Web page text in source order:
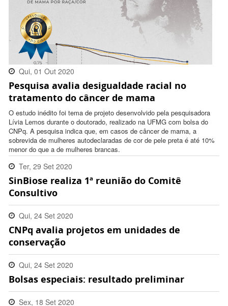
Qui, 01 Out 2020
10:47:00 -0300
Pesquisa avalia desigualdade racial no
tratamento do câncer de mama
O estudo inédito foi tema de projeto desenvolvido pela pesquisadora
Lívia Lemos durante o doutorado, realizado na UFMG com bolsa do
CNPq. A pesquisa indica que, em casos de câncer de mama, a
sobrevida de mulheres autodeclaradas de cor de pele preta é até 10%
menor do que a de mulheres brancas.
Ter, 29 Set 2020
16:14:00 -0300
SinBiose realiza 1ª reunião do Comitê
Consultivo
Qui, 24 Set 2020
23:48:00 -0300
CNPq avalia projetos em unidades de
conservação
Qui, 24 Set 2020
17:59:00 -0300
Bolsas especiais: resultado preliminar
Sex, 18 Set 2020